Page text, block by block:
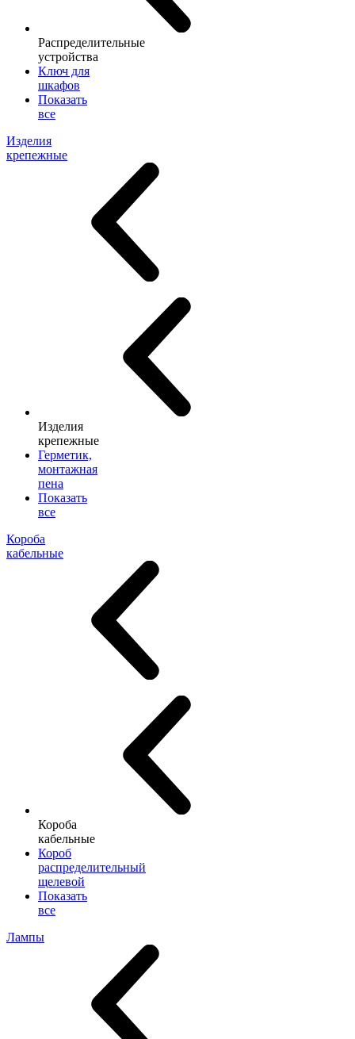
Распределительные
устройства
Ключ для
шкафов
Показать
все
Изделия
крепежные
Изделия
крепежные
Герметик,
монтажная
пена
Показать
все
Короба
кабельные
Короба
кабельные
Короб
распределительный
щелевой
Показать
все
Лампы